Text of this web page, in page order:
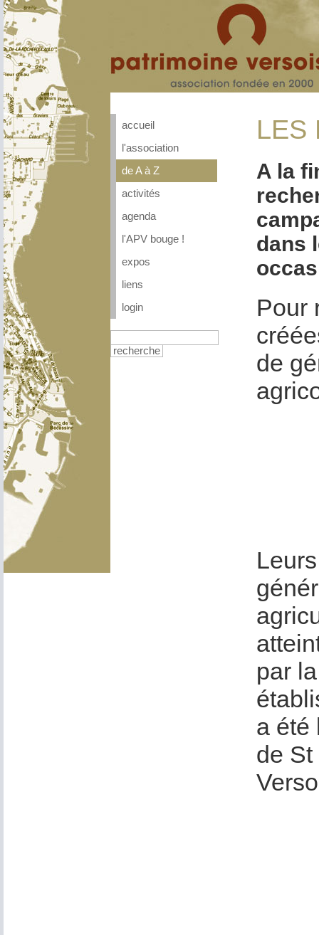
accueil
l'association
de A à Z
activités
agenda
l'APV bouge !
expos
liens
login
recherche
LES
A la
dans
Pour
de
par
a été
de